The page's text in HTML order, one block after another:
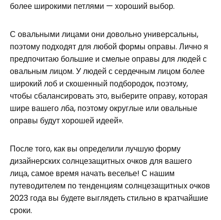
более широкими петлями — хороший выбор.
С овальными лицами они довольно универсальны,
поэтому подходят для любой формы оправы. Лично я
предпочитаю большие и смелые оправы для людей с
овальным лицом. У людей с сердечным лицом более
широкий лоб и скошенный подбородок, поэтому,
чтобы сбалансировать это, выберите оправу, которая
шире вашего лба, поэтому округлые или овальные
оправы будут хорошей идеей».
После того, как вы определили лучшую форму
дизайнерских солнцезащитных очков для вашего
лица, самое время начать веселье! С нашим
путеводителем по тенденциям солнцезащитных очков
2023 года вы будете выглядеть стильно в кратчайшие
сроки.